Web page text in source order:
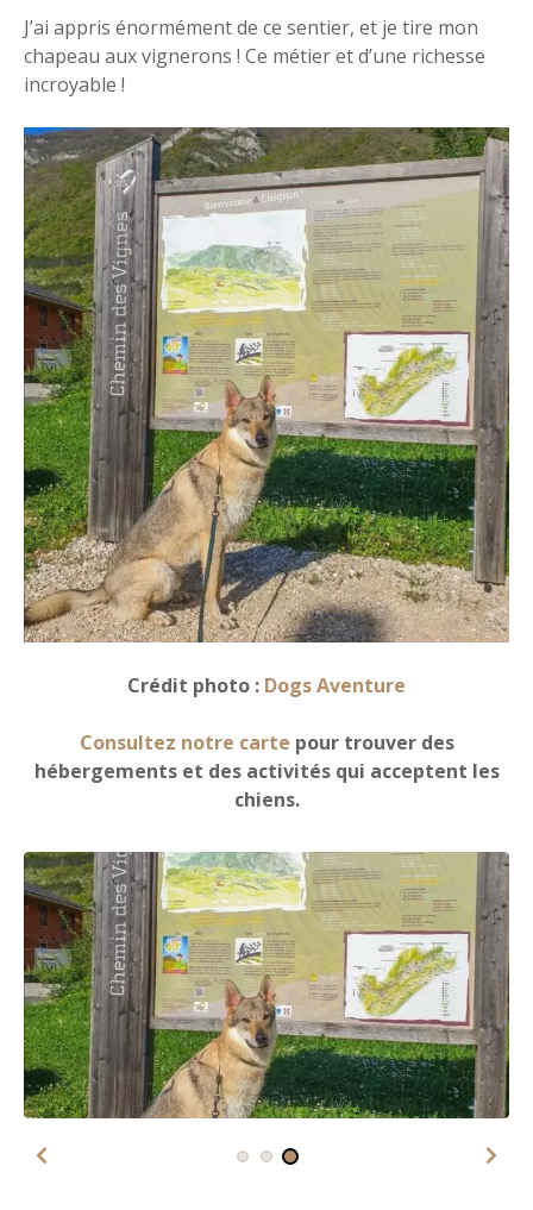
J’ai appris énormément de ce sentier, et je tire mon
chapeau aux vignerons ! Ce métier et d’une richesse
incroyable !
Crédit photo : Dogs Aventure
Consultez notre carte pour trouver des
hébergements et des activités qui acceptent les
chiens.